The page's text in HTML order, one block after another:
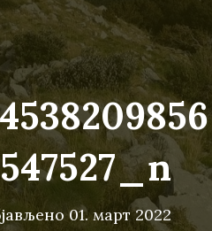
01. март 2022